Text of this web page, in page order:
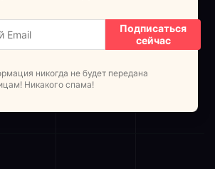
Подписаться
сейчас
никогда не будет передана
Никакого спама!